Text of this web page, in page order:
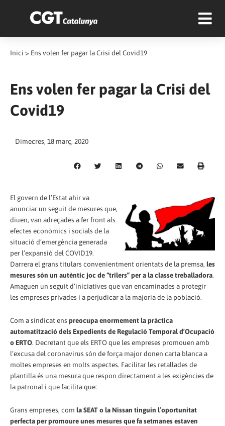
Inici > Ens volen fer pagar la Crisi del Covid19
Ens volen fer pagar la Crisi del
Covid19
Dimecres, 18 març, 2020
El govern de l’Estat ahir va
anunciar un seguit de mesures que,
diuen, van adreçades a fer front als
efectes econòmics i socials de la
situació d’emergència generada
per l’expansió del COVID19.
Darrera el grans titulars convenientment orientats de la premsa, les
mesures són un autèntic joc de “trilers” per a la classe treballadora.
Amaguen un seguit d’iniciatives que van encaminades a protegir
les empreses privades i a perjudicar a la majoria de la població.
Com a sindicat ens preocupa enormement la pràctica
automatització dels Expedients de Regulació Temporal d’Ocupació
o ERTO. Decretant que els ERTO que les empreses promouen amb
l’excusa del coronavirus són de força major donen carta blanca a
moltes empreses en molts aspectes. Facilitar les retallades de
plantilla és una mesura que respon directament a les exigències de
la patronal i que facilita que:
Grans empreses, com la SEAT o la Nissan tinguin l’oportunitat
perfecta per promoure unes mesures que fa setmanes estaven